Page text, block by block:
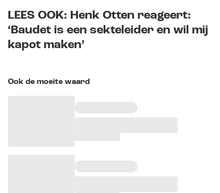
LEES OOK: Henk Otten reageert:
‘Baudet is een sekteleider en wil mij
kapot maken’
Ook de moeite waard